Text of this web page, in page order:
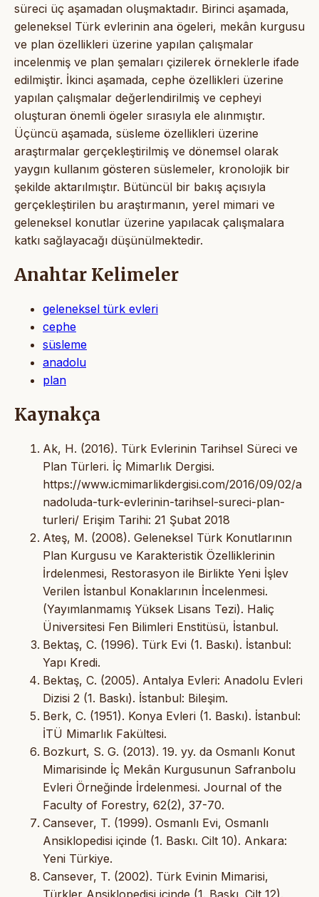
süreci üç aşamadan oluşmaktadır. Birinci aşamada,
geleneksel Türk evlerinin ana ögeleri, mekân kurgusu
ve plan özellikleri üzerine yapılan çalışmalar
incelenmiş ve plan şemaları çizilerek örneklerle ifade
edilmiştir. İkinci aşamada, cephe özellikleri üzerine
yapılan çalışmalar değerlendirilmiş ve cepheyi
oluşturan önemli ögeler sırasıyla ele alınmıştır.
Üçüncü aşamada, süsleme özellikleri üzerine
araştırmalar gerçekleştirilmiş ve dönemsel olarak
yaygın kullanım gösteren süslemeler, kronolojik bir
şekilde aktarılmıştır. Bütüncül bir bakış açısıyla
gerçekleştirilen bu araştırmanın, yerel mimari ve
geleneksel konutlar üzerine yapılacak çalışmalara
katkı sağlayacağı düşünülmektedir.
Anahtar Kelimeler
geleneksel türk evleri
cephe
süsleme
anadolu
plan
Kaynakça
Ak, H. (2016). Türk Evlerinin Tarihsel Süreci ve
Plan Türleri. İç Mimarlık Dergisi.
https://www.icmimarlikdergisi.com/2016/09/02/a
nadoluda-turk-evlerinin-tarihsel-sureci-plan-
turleri/ Erişim Tarihi: 21 Şubat 2018
Ateş, M. (2008). Geleneksel Türk Konutlarının
Plan Kurgusu ve Karakteristik Özelliklerinin
İrdelenmesi, Restorasyon ile Birlikte Yeni İşlev
Verilen İstanbul Konaklarının İncelenmesi.
(Yayımlanmamış Yüksek Lisans Tezi). Haliç
Üniversitesi Fen Bilimleri Enstitüsü, İstanbul.
Bektaş, C. (1996). Türk Evi (1. Baskı). İstanbul:
Yapı Kredi.
Bektaş, C. (2005). Antalya Evleri: Anadolu Evleri
Dizisi 2 (1. Baskı). İstanbul: Bileşim.
Berk, C. (1951). Konya Evleri (1. Baskı). İstanbul:
İTÜ Mimarlık Fakültesi.
Bozkurt, S. G. (2013). 19. yy. da Osmanlı Konut
Mimarisinde İç Mekân Kurgusunun Safranbolu
Evleri Örneğinde İrdelenmesi. Journal of the
Faculty of Forestry, 62(2), 37-70.
Cansever, T. (1999). Osmanlı Evi, Osmanlı
Ansiklopedisi içinde (1. Baskı. Cilt 10). Ankara:
Yeni Türkiye.
Cansever, T. (2002). Türk Evinin Mimarisi,
Türkler Ansiklopedisi içinde (1. Baskı. Cilt 12).